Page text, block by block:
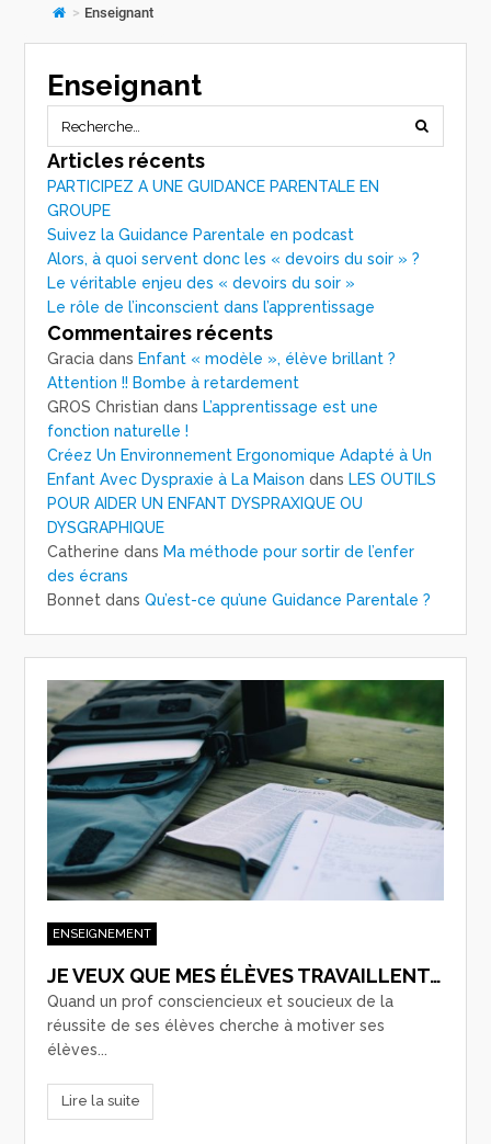
> Enseignant
Enseignant
Articles récents
PARTICIPEZ A UNE GUIDANCE PARENTALE EN
GROUPE
Suivez la Guidance Parentale en podcast
Alors, à quoi servent donc les « devoirs du soir » ?
Le véritable enjeu des « devoirs du soir »
Le rôle de l’inconscient dans l’apprentissage
Commentaires récents
Gracia dans Enfant « modèle », élève brillant ?
Attention !! Bombe à retardement
GROS Christian dans L’apprentissage est une
fonction naturelle !
Créez Un Environnement Ergonomique Adapté à Un
Enfant Avec Dyspraxie à La Maison dans LES OUTILS
POUR AIDER UN ENFANT DYSPRAXIQUE OU
DYSGRAPHIQUE
Catherine dans Ma méthode pour sortir de l’enfer
des écrans
Bonnet dansQu’est-ce qu’une Guidance Parentale ?
ENSEIGNEMENT
JE VEUX QUE MES ÉLÈVES TRAVAILLENT…
Quand un prof consciencieux et soucieux de la
réussite de ses élèves cherche à motiver ses
élèves...
Lire la suite